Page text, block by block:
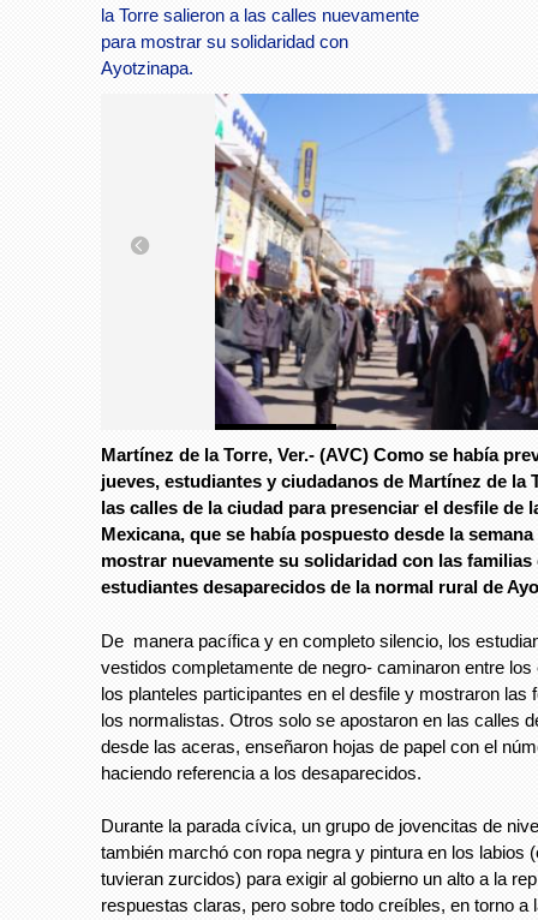
la Torre salieron a las calles nuevamente
para mostrar su solidaridad con
Ayotzinapa.
Foto:
Martínez de la Torre, Ver.- (AVC) Como se había
jueves, estudiantes y ciudadanos de Martínez de la
las calles de la ciudad para presenciar el desfile de
Mexicana, que se había pospuesto desde la
mostrar nuevamente su solidaridad con las familias
estudiantes desaparecidos de la normal rural de
De manera pacífica y en completo silencio, los
vestidos completamente de negro- caminaron entre los
los planteles participantes en el desfile y mostraron las
los normalistas. Otros solo se apostaron en las calles
desde las aceras, enseñaron hojas de papel con el
haciendo referencia a los desaparecidos.
Durante la parada cívica, un grupo de jovencitas de
también marchó con ropa negra y pintura en los labios
tuvieran zurcidos) para exigir al gobierno un alto a la
respuestas claras, pero sobre todo creíbles, en torno a